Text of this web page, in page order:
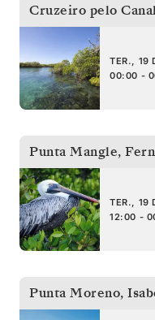
Cruzeiro pelo
TER., 19
00:00 -
Punta Mangle,
TER., 19
12:00 -
Punta Moreno,